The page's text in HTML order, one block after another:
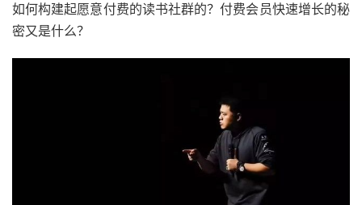
如何构建起愿意付费的读书社群的？付费会员快速增长的秘
密又是什么？